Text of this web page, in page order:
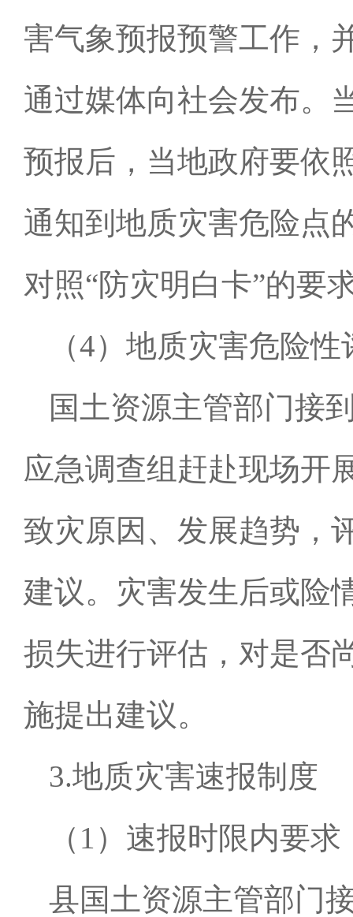
害气象预报预警工作，
通过媒体向社会发布。
预报后，当地政府要依
通知到地质灾害危险点
对照“防灾明白卡”的要
（4）地质灾害危险性
国土资源主管部门接
应急调查组赶赴现场开
致灾原因、发展趋势，
建议。灾害发生后或险
损失进行评估，对是否
施提出建议。
3.地质灾害速报制度
（ 1 ）速报时限内要求
县国土资源主管部门